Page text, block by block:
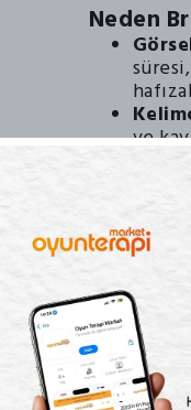
Neden
ve
İster
Ailenin en
BrainBox
rekabetin